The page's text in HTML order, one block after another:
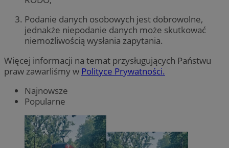
Podanie danych osobowych jest dobrowolne,
jednakże niepodanie danych może skutkować
niemożliwością wysłania zapytania.
Więcej informacji na temat przysługujących Państwu
praw zawarliśmy w Polityce Prywatności.
Najnowsze
Popularne